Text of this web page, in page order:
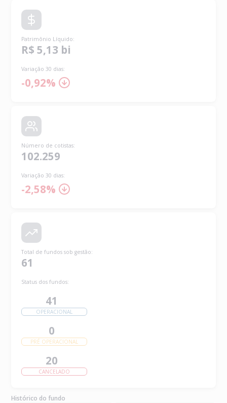
Patrimônio Líquido:
R$ 5,13 bi
Variação 30 dias:
-0,92%
Número de cotistas:
102.259
Variação 30 dias:
-2,58%
Total de fundos sob gestão:
61
Status dos fundos:
41
OPERACIONAL
0
PRÉ OPERACIONAL
20
CANCELADO
Histórico do fundo